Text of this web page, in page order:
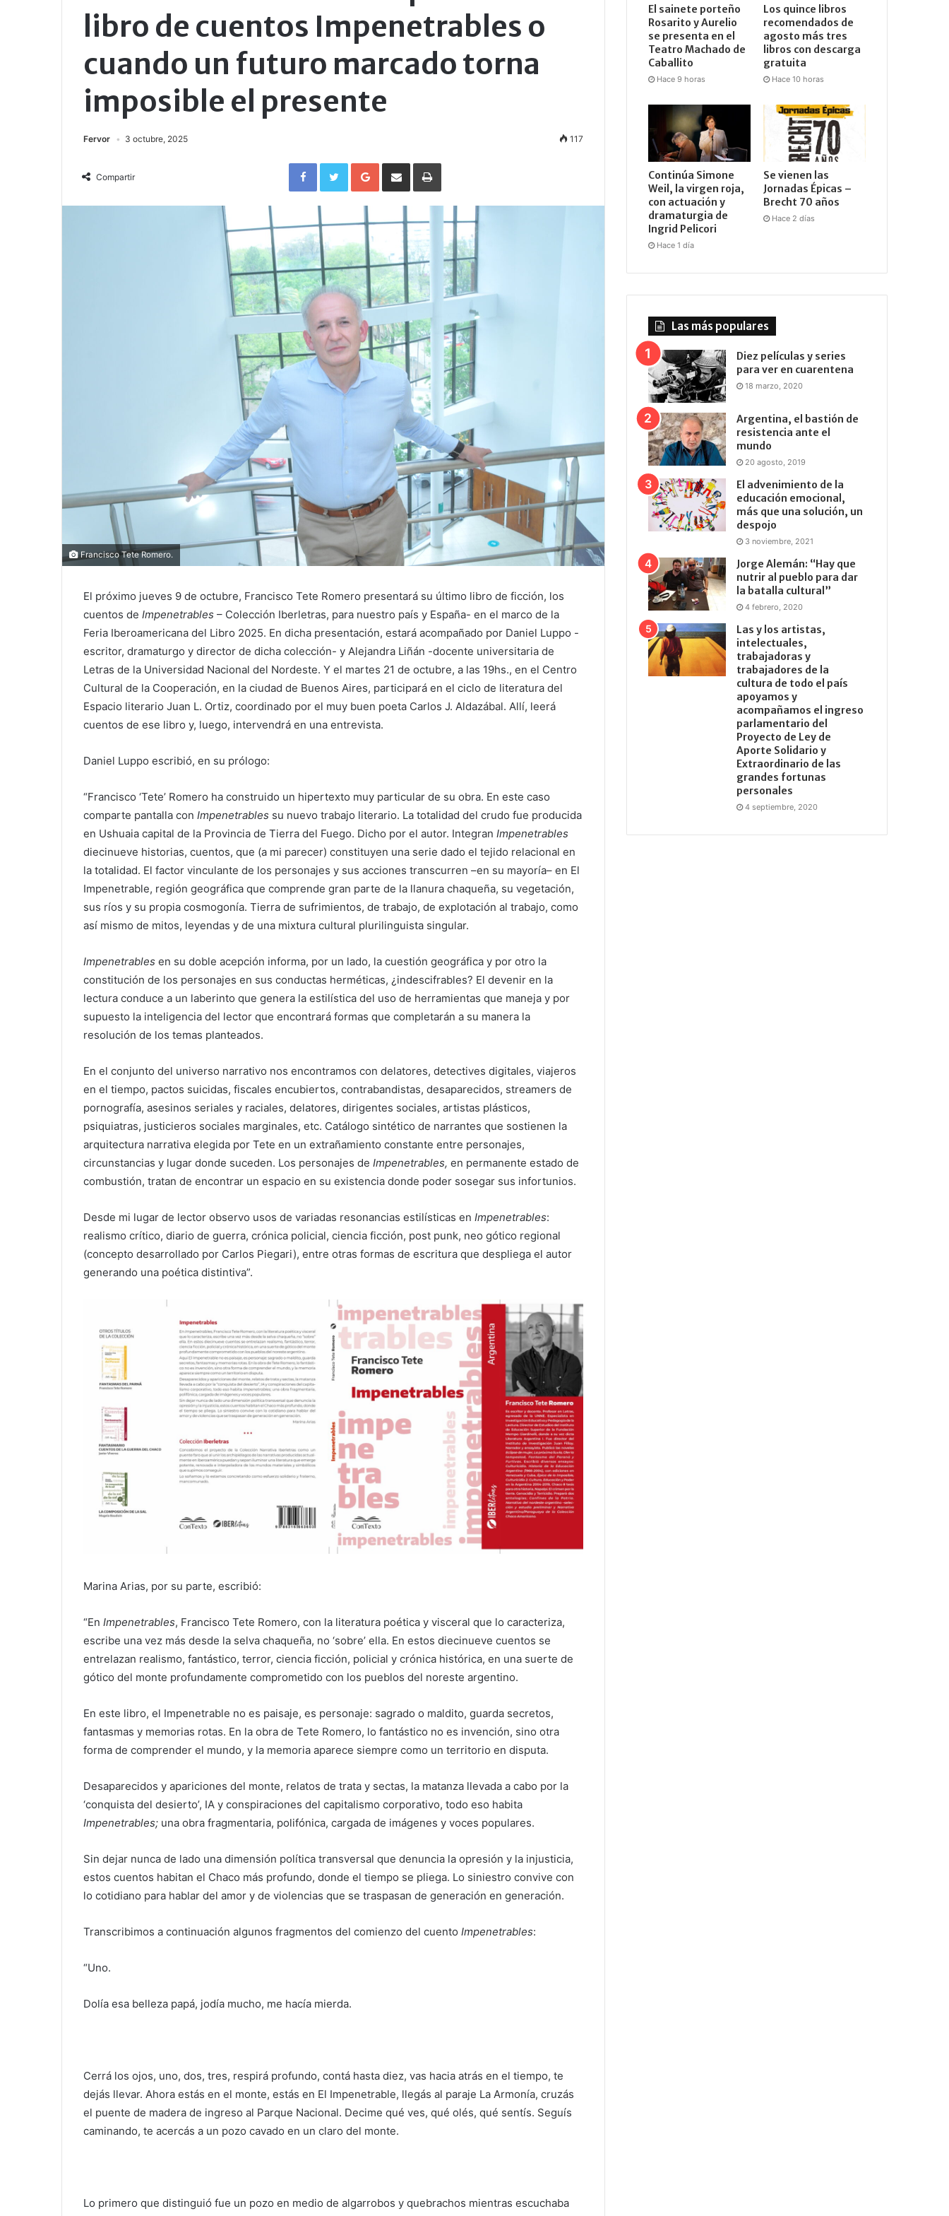
libro de cuentos Impenetrables o
cuando un futuro marcado torna
imposible el presente
Fervor 3 octubre, 2025 117
Compartir
FacebookTwitterGoogle+Compartir por correo electrónicoImprimir
Francisco Tete Romero.
El próximo jueves 9 de octubre, Francisco Tete Romero presentará su último libro de ficción, los
cuentos de Impenetrables – Colección Iberletras, para nuestro país y España- en el marco de la
Feria Iberoamericana del Libro 2025. En dicha presentación, estará acompañado por Daniel Luppo -
escritor, dramaturgo y director de dicha colección- y Alejandra Liñán -docente universitaria de
Letras de la Universidad Nacional del Nordeste. Y el martes 21 de octubre, a las 19hs., en el Centro
Cultural de la Cooperación, en la ciudad de Buenos Aires, participará en el ciclo de literatura del
Espacio literario Juan L. Ortiz, coordinado por el muy buen poeta Carlos J. Aldazábal. Allí, leerá
cuentos de ese libro y, luego, intervendrá en una entrevista.
Daniel Luppo escribió, en su prólogo:
“Francisco ‘Tete’ Romero ha construido un hipertexto muy particular de su obra. En este caso
comparte pantalla con Im­penetrables su nuevo trabajo literario. La totalidad del crudo fue producida
en Ushuaia capital de la Provincia de Tierra del Fuego. Dicho por el autor. Integran Impenetrables
diecinueve historias, cuentos, que (a mi parecer) constituyen una serie dado el tejido relacional en
la totalidad. El factor vinculante de los personajes y sus acciones transcurren –en su mayoría– en El
Impenetrable, región geográfica que comprende gran parte de la llanura chaqueña, su vegetación,
sus ríos y su propia cosmogonía. Tierra de sufrimientos, de trabajo, de explotación al trabajo, como
así mismo de mitos, leyendas y de una mixtura cultural plurilinguista singular.
Impenetrables en su doble acepción informa, por un lado, la cuestión geográfica y por otro la
constitución de los personajes en sus conductas herméticas, ¿indescifrables? El devenir en la
lectura conduce a un laberinto que genera la estilística del uso de herra­mientas que maneja y por
supuesto la inteligencia del lector que encontrará formas que completarán a su manera la
resolución de los temas planteados.
En el conjunto del universo narrativo nos encontramos con delatores, detectives digitales, viajeros
en el tiempo, pactos suicidas, fiscales encubiertos, contrabandistas, desaparecidos, streamers de
pornografía, asesinos seriales y raciales, delatores, dirigentes sociales, artistas plásticos,
psiquiatras, justicieros sociales marginales, etc. Catálogo sintético de narrantes que sostienen la
arquitectura narrativa elegida por Tete en un extrañamiento constante entre personajes,
circunstancias y lugar donde suceden. Los personajes de Impenetrables, en permanente estado de
combustión, tratan de encontrar un espacio en su existencia donde poder sosegar sus infortunios.
Desde mi lugar de lector observo usos de variadas resonancias estilísticas en Impenetrables:
realismo crítico, diario de guerra, crónica policial, ciencia ficción, post punk, neo gótico regional
(concepto desarrollado por Carlos Piegari), entre otras formas de escritura que despliega el autor
generando una poética distintiva”.
Marina Arias, por su parte, escribió:
“En Impenetrables, Francisco Tete Romero, con la literatura poética y visceral que lo caracteriza,
escribe una vez más desde la selva chaqueña, no ‘sobre’ ella. En estos diecinueve cuentos se
entrelazan realismo, fantástico, terror, ciencia ficción, policial y crónica histórica, en una suerte de
gótico del monte profundamente comprometido con los pueblos del noreste argentino.
En este libro, el Impenetrable no es paisaje, es personaje: sagrado o maldito, guarda secretos,
fantasmas y memorias rotas. En la obra de Tete Romero, lo fantástico no es invención, sino otra
forma de comprender el mundo, y la memoria aparece siempre como un territorio en disputa.
Desaparecidos y apariciones del monte, relatos de trata y sectas, la matanza llevada a cabo por la
‘conquista del desierto’, IA y conspiraciones del capitalismo corporativo, todo eso habita
Impenetrables; una obra fragmentaria, polifónica, cargada de imágenes y voces populares.
Sin dejar nunca de lado una dimensión política transversal que denuncia la opresión y la injusticia,
estos cuentos habitan el Chaco más profundo, donde el tiempo se pliega. Lo siniestro convive con
lo cotidiano para hablar del amor y de violencias que se traspasan de generación en generación.
Transcribimos a continuación algunos fragmentos del comienzo del cuento Impenetrables:
“Uno.
Dolía esa belleza papá, jodía mucho, me hacía mierda.
Cerrá los ojos, uno, dos, tres, respirá profundo, contá hasta diez, vas hacia atrás en el tiempo, te
dejás llevar. Ahora estás en el monte, estás en El Impenetrable, llegás al paraje La Armonía, cruzás
el puente de madera de ingreso al Parque Nacional. Decime qué ves, qué olés, qué sentís. Seguís
caminando, te acercás a un pozo cavado en un claro del monte.
Lo primero que distinguió fue un pozo en medio de algarrobos y quebrachos mientras escuchaba
El sainete porteño
Rosarito y Aurelio
se presenta en el
Teatro Machado de
Caballito
Hace 9 horas
Los quince libros
recomendados de
agosto más tres
libros con descarga
gratuita
Hace 10 horas
Continúa Simone
Weil, la virgen roja,
con actuación y
dramaturgia de
Ingrid Pelicori
Hace 1 día
Se vienen las
Jornadas Épicas –
Brecht 70 años
Hace 2 días
Las más populares
Diez películas y series
para ver en cuarentena
18 marzo, 2020
Argentina, el bastión de
resistencia ante el
mundo
20 agosto, 2019
El advenimiento de la
educación emocional,
más que una solución, un
despojo
3 noviembre, 2021
Jorge Alemán: “Hay que
nutrir al pueblo para dar
la batalla cultural”
4 febrero, 2020
Las y los artistas,
intelectuales,
trabajadoras y
trabajadores de la
cultura de todo el país
apoyamos y
acompañamos el ingreso
parlamentario del
Proyecto de Ley de
Aporte Solidario y
Extraordinario de las
grandes fortunas
personales
4 septiembre, 2020